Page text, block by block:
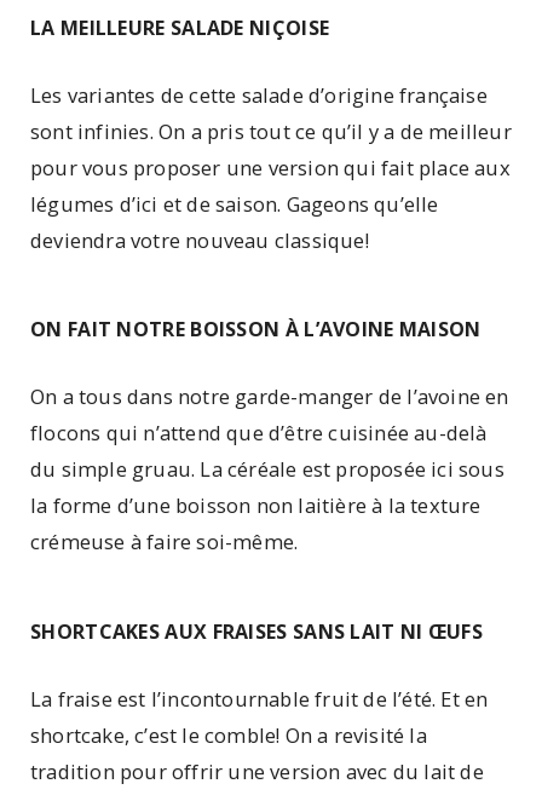
LA MEILLEURE SALADE NIÇOISE
Les variantes de cette salade d’origine française
sont infinies. On a pris tout ce qu’il y a de meilleur
pour vous proposer une version qui fait place aux
légumes d’ici et de saison. Gageons qu’elle
deviendra votre nouveau classique!
ON FAIT NOTRE BOISSON À L’AVOINE MAISON
On a tous dans notre garde-manger de l’avoine en
flocons qui n’attend que d’être cuisinée au-delà
du simple gruau. La céréale est proposée ici sous
la forme d’une boisson non laitière à la texture
crémeuse à faire soi-même.
SHORTCAKES AUX FRAISES SANS LAIT NI ŒUFS
La fraise est l’incontournable fruit de l’été. Et en
shortcake, c’est le comble! On a revisité la
tradition pour offrir une version avec du lait de